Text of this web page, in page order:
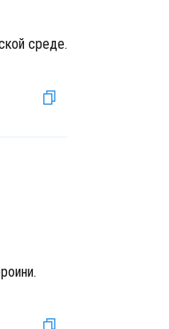
среде.